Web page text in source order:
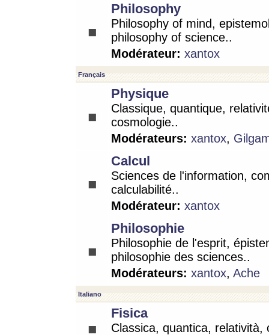
Philosophy
Philosophy of mind,
philosophy of science..
Modérateur: xantox
Français
Physique
Classique, quantique,
cosmologie..
Modérateurs: xantox,
Calcul
Sciences de l'information,
calculabilité..
Modérateur: xantox
Philosophie
Philosophie de l'esprit,
philosophie des sciences..
Modérateurs: xantox, Ache
Italiano
Fisica
Classica, quantica, relatività,